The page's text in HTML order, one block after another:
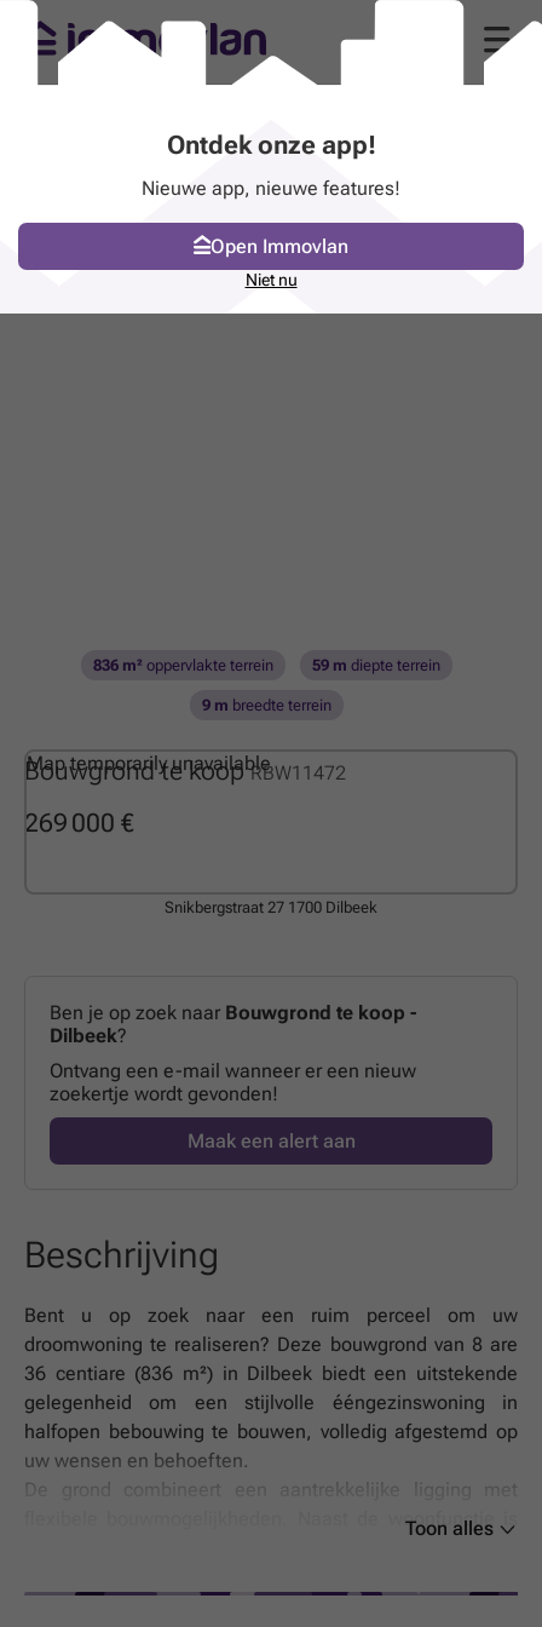
Bouwgrond te koopRBW11472
269 000 €
836 m² oppervlakte terrein 59 m diepte terrein
9 m breedte terrein
Map temporarily unavailable
Snikbergstraat 27 1700 Dilbeek
Ben je op zoek naar Bouwgrond te koop -
Dilbeek?
Ontvang een e-mail wanneer er een nieuw
zoekertje wordt gevonden!
Maak een alert aan
Beschrijving
Bent u op zoek naar een ruim perceel om uw
droomwoning te realiseren? Deze bouwgrond van 8 are
36 centiare (836 m²) in Dilbeek biedt een uitstekende
gelegenheid om een stijlvolle ééngezinswoning in
halfopen bebouwing te bouwen, volledig afgestemd op
uw wensen en behoeften.
De grond combineert een aantrekkelijke ligging met
flexibele bouwmogelijkheden. Naast de woonfunctie is
Toon alles
Ontdek onze app!
Nieuwe app, nieuwe features!
Open Immovlan
Niet nu